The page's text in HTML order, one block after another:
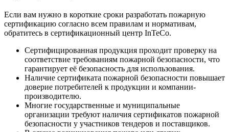
Если вам нужно в короткие сроки разработать пожарную
сертификацию согласно всем правилам и нормативам,
обратитесь в сертификационный центр InTeCo.
Сертифицированная продукция проходит проверку на
соответствие требованиям пожарной безопасности, что
гарантирует её безопасность для использования.
Наличие сертификата пожарной безопасности повышает
доверие потребителей к продукции и компании-
производителю.
Многие государственные и муниципальные
организации требуют наличия сертификатов пожарной
безопасности у участников тендеров и поставщиков.